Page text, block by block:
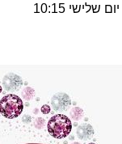
יום שלישי 10:15